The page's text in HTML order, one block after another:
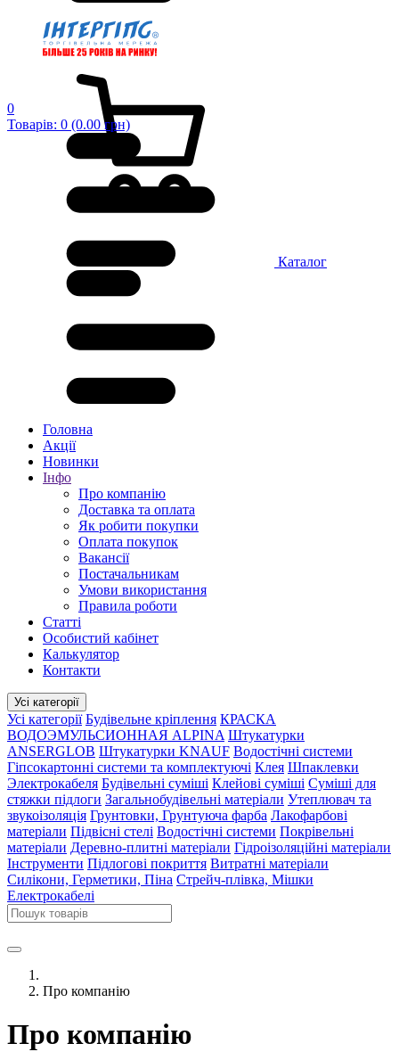
0
Товарів: 0 (0.00 грн)
Каталог
Головна
Акції
Новинки
Інфо
Про компанію
Доставка та оплата
Як робити покупки
Оплата покупок
Вакансії
Постачальникам
Умови використання
Правила роботи
Статті
Особистий кабінет
Калькулятор
Контакти
Усі категорії
Усі категорії Будівельне кріплення КРАСКА
ВОДОЭМУЛЬСИОННАЯ ALPINA Штукатурки
ANSERGLOB Штукатурки KNAUF Водостічні системи
Гіпсокартонні системи та комплектуючі Клея Шпаклевки
Электрокабеля Будівельні суміші Клейові суміші Суміші для
стяжки підлоги Загальнобудівельні матеріали Утеплювач та
звукоізоляція Грунтовки, Грунтуюча фарба Лакофарбові
матеріали Підвісні стелі Водостічні системи Покрівельні
матеріали Деревно-плитні матеріали Гідроізоляційні матеріали
Інструменти Підлогові покриття Витратні матеріали
Силікони, Герметики, Піна Стрейч-плівка, Мішки
Електрокабелі
Про компанію
Про компанію